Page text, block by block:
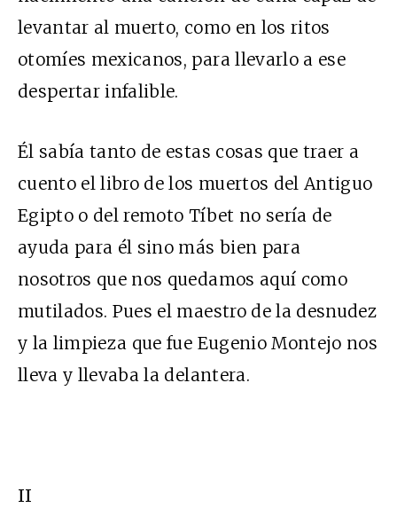
levantar al muerto, como en los ritos
otomíes mexicanos, para llevarlo a ese
despertar infalible.
Él sabía tanto de estas cosas que traer a
cuento el libro de los muertos del Antiguo
Egipto o del remoto Tíbet no sería de
ayuda para él sino más bien para
nosotros que nos quedamos aquí como
mutilados. Pues el maestro de la desnudez
y la limpieza que fue Eugenio Montejo nos
lleva y llevaba la delantera.
II